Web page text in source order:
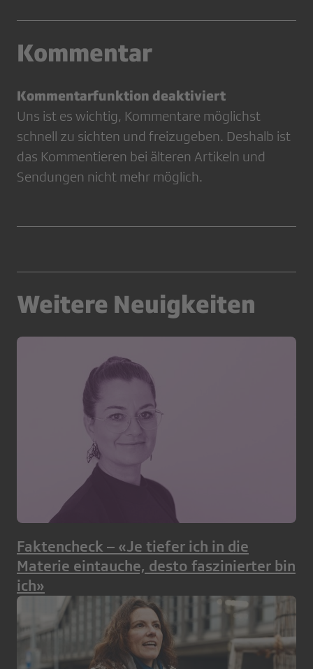
Kommentar
Kommentarfunktion deaktiviert
Uns ist es wichtig, Kommentare möglichst
schnell zu sichten und freizugeben. Deshalb ist
das Kommentieren bei älteren Artikeln und
Sendungen nicht mehr möglich.
Weitere Neuigkeiten
Faktencheck – «Je tiefer ich in die
Materie eintauche, desto faszinierter bin
ich»